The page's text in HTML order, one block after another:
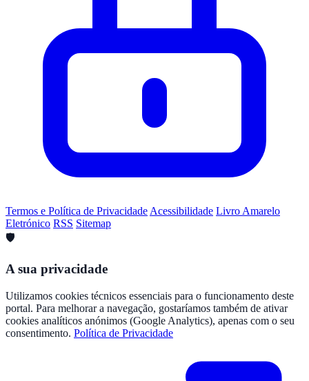
Termos e Política de Privacidade Acessibilidade Livro Amarelo
Eletrónico RSS Sitemap
🛡️
A sua privacidade
Utilizamos cookies técnicos essenciais para o funcionamento deste
portal. Para melhorar a navegação, gostaríamos também de ativar
cookies analíticos anónimos (Google Analytics), apenas com o seu
consentimento. Política de Privacidade